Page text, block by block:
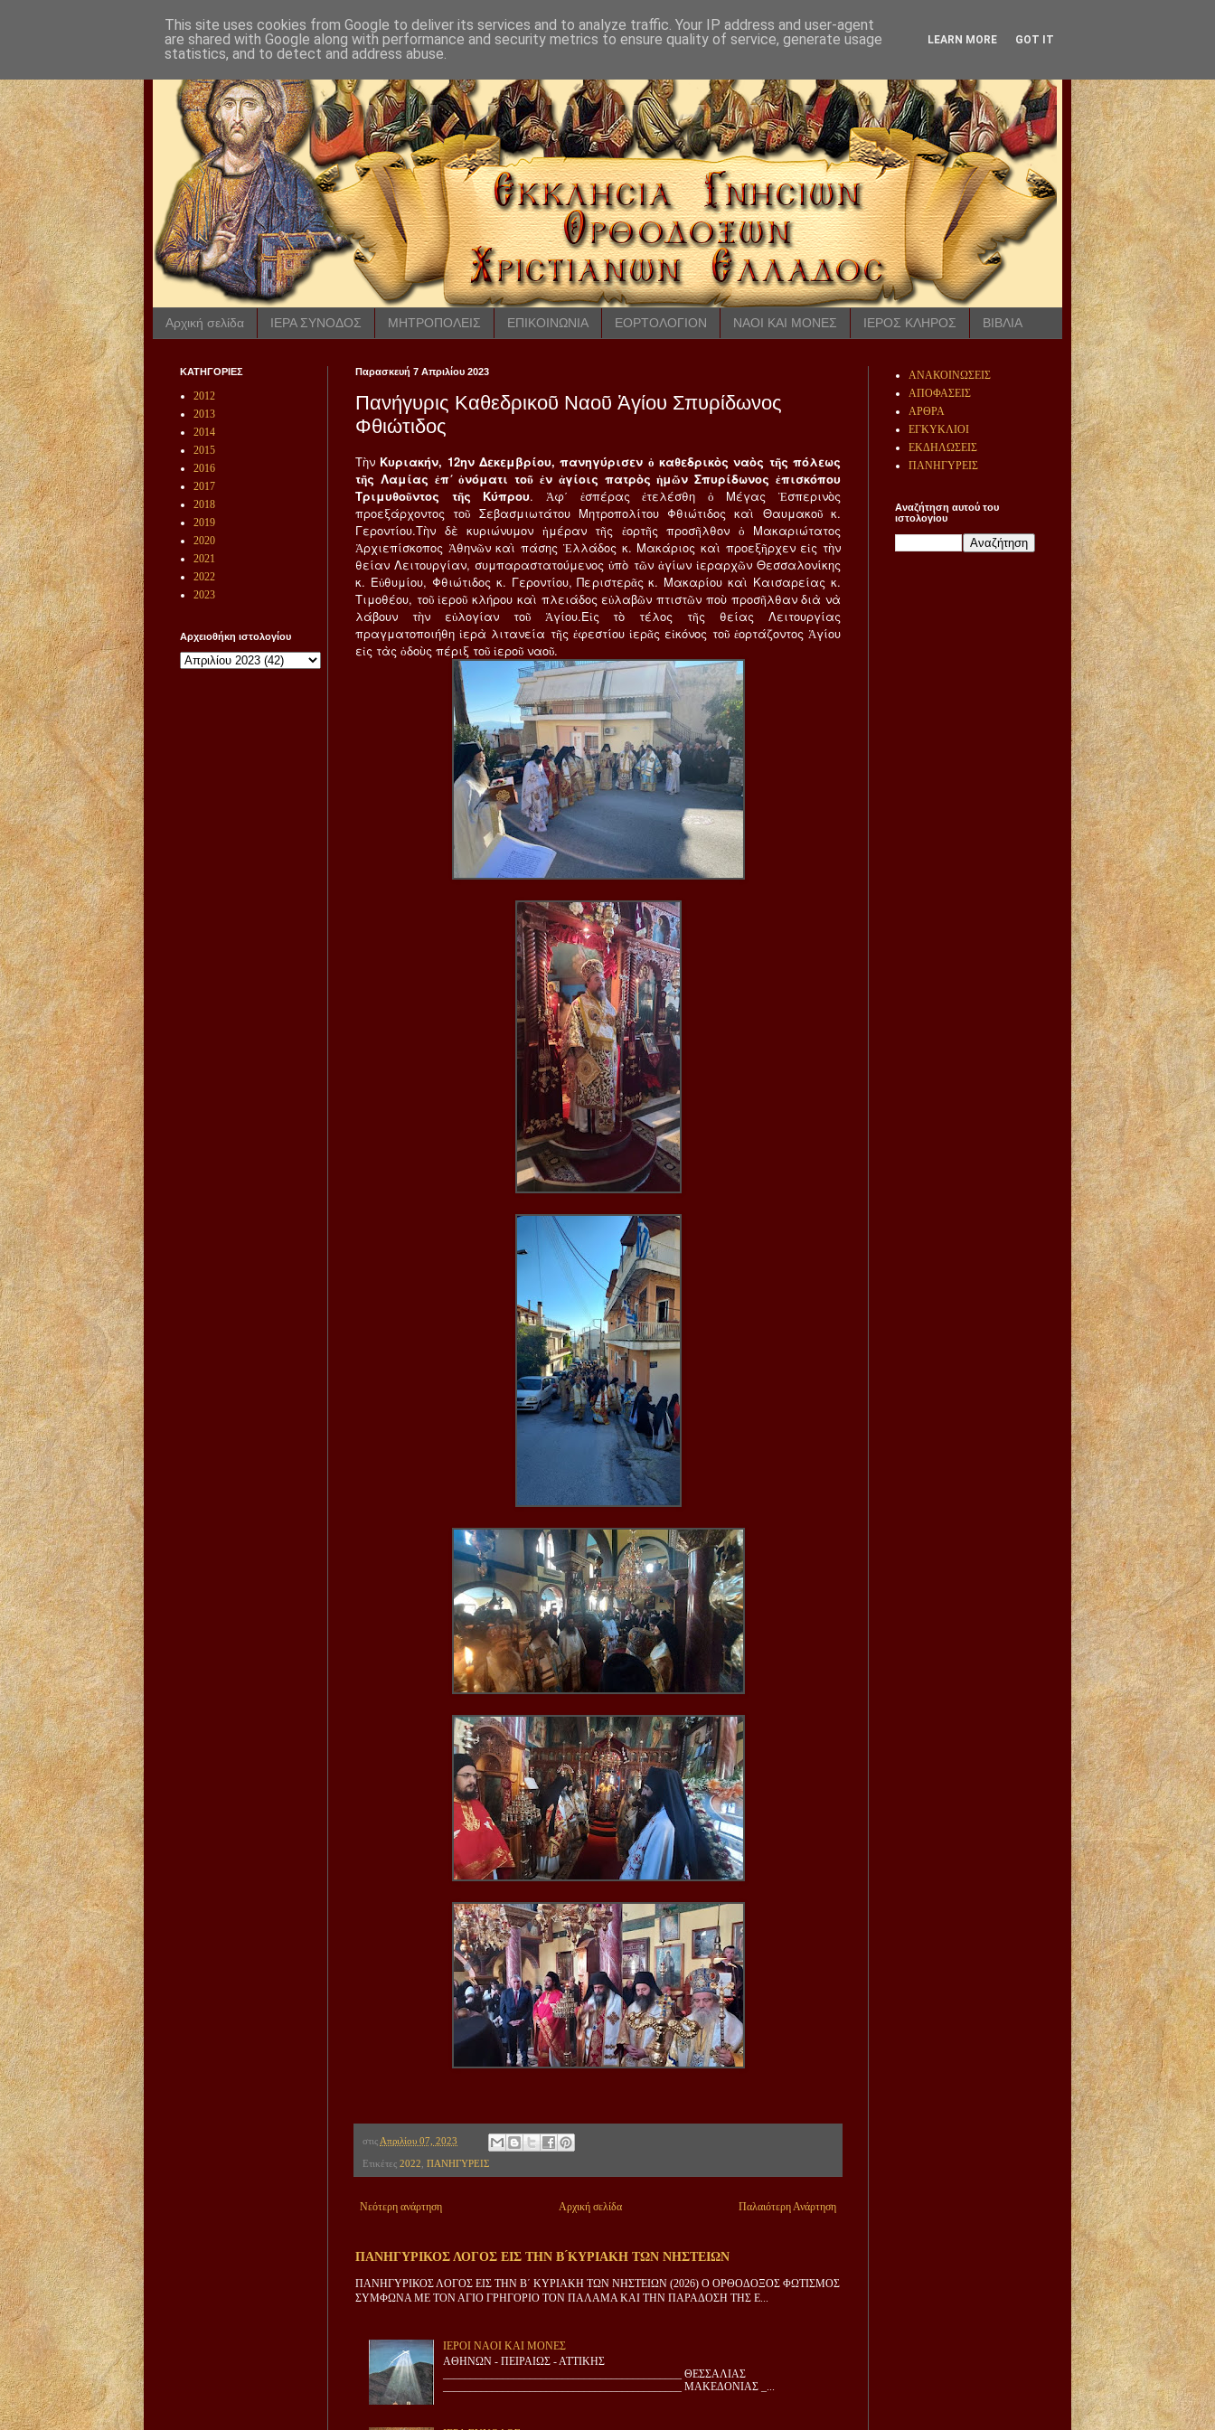
Αρχική σελίδα ΙΕΡΑ ΣΥΝΟΔΟΣ ΜΗΤΡΟΠΟΛΕΙΣ ΕΠΙΚΟΙΝΩΝΙΑ ΕΟΡΤΟΛΟΓΙΟΝ ΝΑΟΙ ΚΑΙ ΜΟΝΕΣ ΙΕΡΟΣ ΚΛΗΡΟΣ ΒΙΒΛΙΑ
Παρασκευή 7 Απριλίου 2023
Πανήγυρις Καθεδρικοῦ Ναοῦ Ἁγίου Σπυρίδωνος
Φθιώτιδος
Τὴν Κυριακήν, 12ην Δεκεμβρίου, πανηγύρισεν ὁ καθεδρικὸς ναὸς τῆς πόλεως
τῆς Λαμίας ἐπ΄ ὀνόματι τοῦ ἐν ἁγίοις πατρὸς ἡμῶν Σπυρίδωνος ἐπισκόπου
Τριμυθοῦντος τῆς Κύπρου. Ἀφ΄ ἑσπέρας ἐτελέσθη ὁ Μέγας Ἑσπερινὸς
προεξάρχοντος τοῦ Σεβασμιωτάτου Μητροπολίτου Φθιώτιδος καὶ Θαυμακοῦ κ.
Γεροντίου.Τὴν δὲ κυριώνυμον ἡμέραν τῆς ἑορτῆς προσῆλθον ὁ Μακαριώτατος
Ἀρχιεπίσκοπος Ἀθηνῶν καὶ πάσης Ἑλλάδος κ. Μακάριος καὶ προεξῆρχεν εἰς τὴν
θείαν Λειτουργίαν, συμπαραστατούμενος ὑπὸ τῶν ἀγίων ἱεραρχῶν Θεσσαλονίκης
κ. Εὐθυμίου, Φθιώτιδος κ. Γεροντίου, Περιστερᾶς κ. Μακαρίου καὶ Καισαρείας κ.
Τιμοθέου, τοῦ ἱεροῦ κλήρου καὶ πλειάδος εὐλαβῶν πτιστῶν ποὺ προσῆλθαν διὰ νὰ
λάβουν τὴν εὐλογίαν τοῦ Ἁγίου.Εἰς τὸ τέλος τῆς θείας Λειτουργίας
πραγματοποιήθη ἱερὰ λιτανεία τῆς ἐφεστίου ἱερᾶς εἰκόνος τοῦ ἑορτάζοντος Ἁγίου
εἰς τὰς ὁδοὺς πέριξ τοῦ ἱεροῦ ναοῦ.
στις Απριλίου 07, 2023
Ετικέτες 2022 ΠΑΝΗΓΥΡΕΙΣ
Νεότερη ανάρτηση Παλαιότερη Ανάρτηση
Αρχική σελίδα
ΠΑΝΗΓΥΡΙΚΟΣ ΛΟΓΟΣ ΕΙΣ ΤΗΝ Β ́ΚΥΡΙΑΚΗ ΤΩΝ ΝΗΣΤΕΙΩΝ
ΠΑΝΗΓΥΡΙΚΟΣ ΛΟΓΟΣ ΕΙΣ ΤΗΝ Β΄ ΚΥΡΙΑΚΗ ΤΩΝ ΝΗΣΤΕΙΩΝ (2026) Ο ΟΡΘΟΔΟΞΟΣ ΦΩΤΙΣΜΟΣ
ΣΥΜΦΩΝΑ ΜΕ ΤΟΝ ΑΓΙΟ ΓΡΗΓΟΡΙΟ ΤΟΝ ΠΑΛΑΜΑ ΚΑΙ ΤΗΝ ΠΑΡΑΔΟΣΗ ΤΗΣ Ε...
ΙΕΡΟΙ ΝΑΟΙ ΚΑΙ ΜΟΝΕΣ
ΑΘΗΝΩΝ - ΠΕΙΡΑΙΩΣ - ΑΤΤΙΚΗΣ
____________________________________________ ΘΕΣΣΑΛΙΑΣ
____________________________________________ ΜΑΚΕΔΟΝΙΑΣ _...
ΚΑΤΗΓΟΡΙΕΣ
2012
2013
2014
2015
2016
2017
2018
2019
2020
2021
2022
2023
Αρχειοθήκη ιστολογίου
ΑΝΑΚΟΙΝΩΣΕΙΣ
ΑΠΟΦΑΣΕΙΣ
ΑΡΘΡΑ
ΕΓΚΥΚΛΙΟΙ
ΕΚΔΗΛΩΣΕΙΣ
ΠΑΝΗΓΥΡΕΙΣ
Αναζήτηση αυτού του
ιστολογίου
This site uses cookies from Google to deliver its services and to analyze traffic. Your IP address and user-agent
are shared with Google along with performance and security metrics to ensure quality of service, generate usage
statistics, and to detect and address abuse.
LEARN MORE GOT IT